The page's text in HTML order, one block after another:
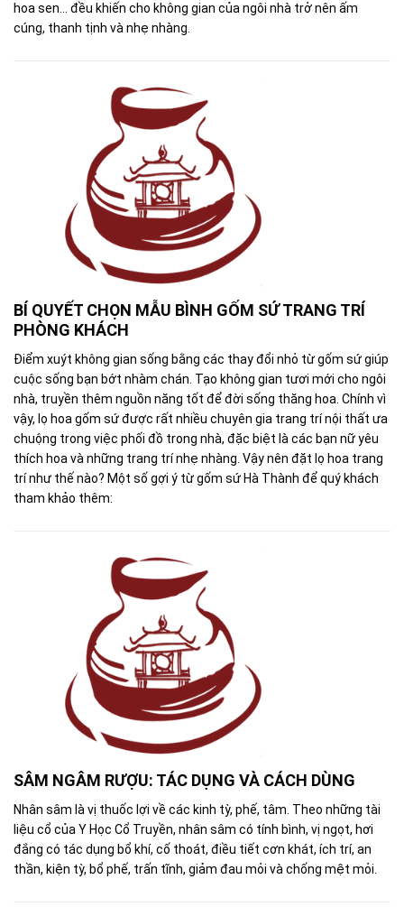
hoa sen... đều khiến cho không gian của ngôi nhà trở nên ấm
cúng, thanh tịnh và nhẹ nhàng.
BÍ QUYẾT CHỌN MẪU BÌNH GỐM SỨ TRANG TRÍ
PHÒNG KHÁCH
Điểm xuýt không gian sống bằng các thay đổi nhỏ từ gốm sứ giúp
cuộc sống bạn bớt nhàm chán. Tạo không gian tươi mới cho ngôi
nhà, truyền thêm nguồn năng tốt để đời sống thăng hoa. Chính vì
vậy, lọ hoa gốm sứ được rất nhiều chuyên gia trang trí nội thất ưa
chuộng trong việc phối đồ trong nhà, đặc biệt là các bạn nữ yêu
thích hoa và những trang trí nhẹ nhàng. Vậy nên đặt lọ hoa trang
trí như thế nào? Một số gợi ý từ gốm sứ Hà Thành để quý khách
tham khảo thêm:
SÂM NGÂM RƯỢU: TÁC DỤNG VÀ CÁCH DÙNG
Nhân sâm là vị thuốc lợi về các kinh tỳ, phế, tâm. Theo những tài
liệu cổ của Y Học Cổ Truyền, nhân sâm có tính bình, vị ngọt, hơi
đắng có tác dụng bổ khí, cố thoát, điều tiết cơn khát, ích trí, an
thần, kiện tỳ, bổ phế, trấn tĩnh, giảm đau mỏi và chống mệt mỏi.